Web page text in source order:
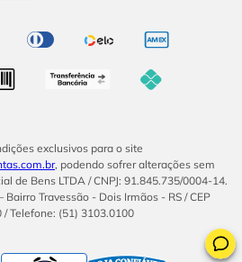
exclusivos para o site
, podendo sofrer alterações sem
de Bens LTDA / CNPJ: 91.845.735/0004-14.
Bairro Travessão - Dois Irmãos - RS / CEP
Telefone: (51) 3103.0100